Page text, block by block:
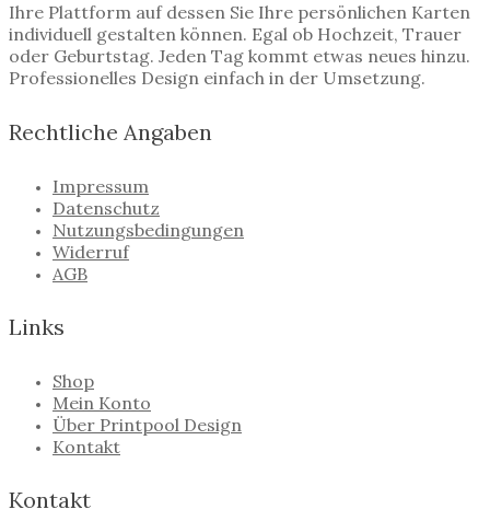
Ihre Plattform auf dessen Sie Ihre persönlichen Karten
individuell gestalten können. Egal ob Hochzeit, Trauer
oder Geburtstag. Jeden Tag kommt etwas neues hinzu.
Professionelles Design einfach in der Umsetzung.
Rechtliche Angaben
Impressum
Datenschutz
Nutzungsbedingungen
Widerruf
AGB
Links
Shop
Mein Konto
Über Printpool Design
Kontakt
Kontakt